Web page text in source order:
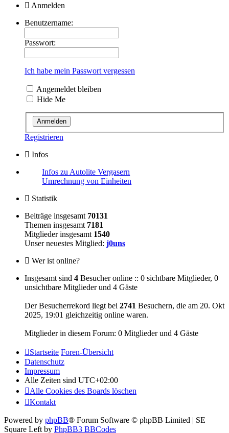
Anmelden
Benutzername:
Passwort:
Ich habe mein Passwort vergessen
Angemeldet bleiben
Hide Me
Registrieren
Infos
Infos zu Autolite Vergasern
Umrechnung von Einheiten
Statistik
Beiträge insgesamt 70131
Themen insgesamt 7181
Mitglieder insgesamt 1540
Unser neuestes Mitglied: j0uns
Wer ist online?
Insgesamt sind 4 Besucher online :: 0 sichtbare Mitglieder, 0
unsichtbare Mitglieder und 4 Gäste
Der Besucherrekord liegt bei 2741 Besuchern, die am 20. Okt
2025, 19:01 gleichzeitig online waren.
Mitglieder in diesem Forum: 0 Mitglieder und 4 Gäste
Startseite Foren-Übersicht
Datenschutz
Impressum
Alle Zeiten sind UTC+02:00
Alle Cookies des Boards löschen
Kontakt
Powered by phpBB® Forum Software © phpBB Limited | SE
Square Left by PhpBB3 BBCodes